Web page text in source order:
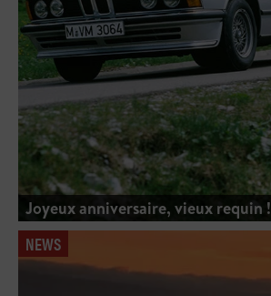
Joyeux anniversaire, vieux requin !
NEWS